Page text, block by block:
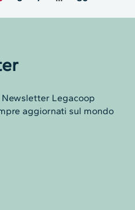
Legacoop
aggiornati sul mondo